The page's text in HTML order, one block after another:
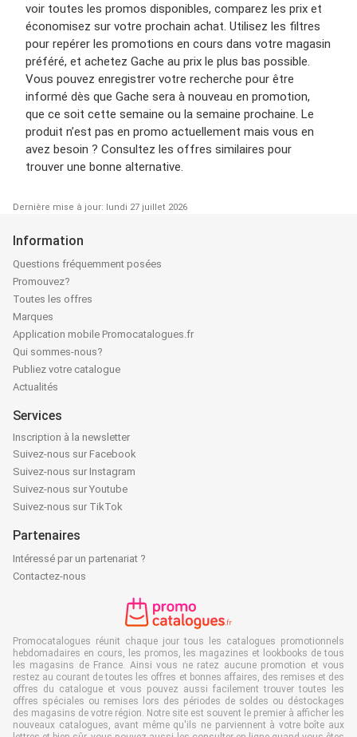
voir toutes les promos disponibles, comparez les prix et
économisez sur votre prochain achat. Utilisez les filtres
pour repérer les promotions en cours dans votre magasin
préféré, et achetez Gache au prix le plus bas possible.
Vous pouvez enregistrer votre recherche pour être
informé dès que Gache sera à nouveau en promotion,
que ce soit cette semaine ou la semaine prochaine. Le
produit n’est pas en promo actuellement mais vous en
avez besoin ? Consultez les offres similaires pour
trouver une bonne alternative.
Dernière mise à jour: lundi 27 juillet 2026
Information
Questions fréquemment posées
Promouvez?
Toutes les offres
Marques
Application mobile Promocatalogues.fr
Qui sommes-nous?
Publiez votre catalogue
Actualités
Services
Inscription à la newsletter
Suivez-nous sur Facebook
Suivez-nous sur Instagram
Suivez-nous sur Youtube
Suivez-nous sur TikTok
Partenaires
Intéressé par un partenariat ?
Contactez-nous
Promocatalogues réunit chaque jour tous les catalogues promotionnels
hebdomadaires en cours, les promos, les magazines et lookbooks de tous
les magasins de France. Ainsi vous ne ratez aucune promotion et vous
restez au courant de toutes les offres et bonnes affaires, des remises et des
offres du catalogue et vous pouvez aussi facilement trouver toutes les
offres spéciales ou remises lors des périodes de soldes ou déstockages
des magasins de votre région. Notre site est souvent le premier à afficher les
nouveaux catalogues, avant même qu'ils ne parviennent à votre boîte aux